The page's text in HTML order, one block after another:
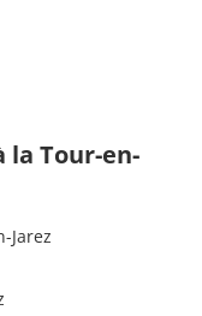
la Tour-en-
Jarez